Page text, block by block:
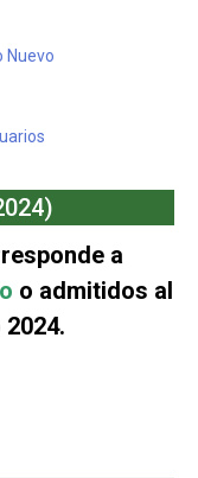
Nuevo
a
o admitidos al